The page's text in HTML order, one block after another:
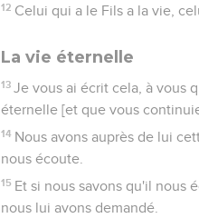
12 Celui qui a le Fils a la vie,
La vie éternelle
13 Je vous ai écrit cela, à vous
éternelle [et que vous
14 Nous avons auprès de lui
nous écoute.
15 Et si nous savons qu'il nous
nous lui avons demandé.